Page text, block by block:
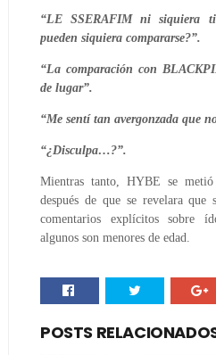
“LE SSERAFIM ni siquiera
pueden siquiera compararse?”.
“La comparación con
de lugar”.
“Me sentí tan avergonzada que
“¿Disculpa…?”.
Mientras tanto, HYBE se metió
después de que se revelara
comentarios explícitos sobre
algunos son menores de edad.
POSTS